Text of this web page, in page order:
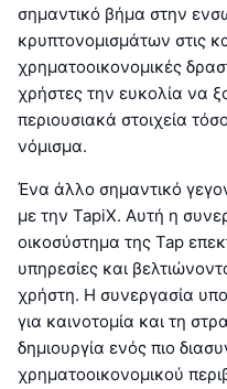
σημαντικό βήμα στην
κρυπτονομισμάτων στις
χρηματοοικονομικές
χρήστες την ευκολία να
περιουσιακά στοιχεία
νόμισμα.
Ένα άλλο σημαντικό
με την TapiX. Αυτή η
οικοσύστημα της Tap
υπηρεσίες και
χρήστη. Η συνεργασία
για καινοτομία και τη
δημιουργία ενός πιο
χρηματοοικονομικού